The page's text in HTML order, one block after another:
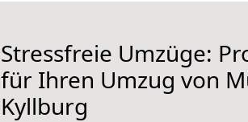
Stressfreie Umzüge:
für Ihren Umzug von
Kyllburg